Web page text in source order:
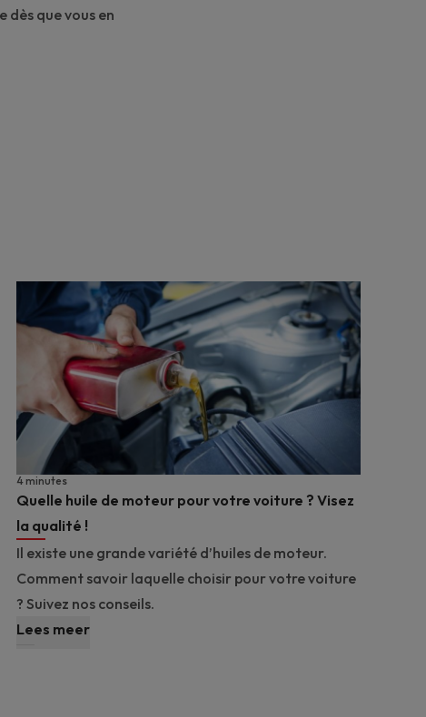
dès que vous en
Quelle huile de moteur pour votre voiture ? Visez
la qualité !
4 minutes
Il existe une grande variété d’huiles de moteur.
Comment savoir laquelle choisir pour votre voiture
? Suivez nos conseils.
Lees meer